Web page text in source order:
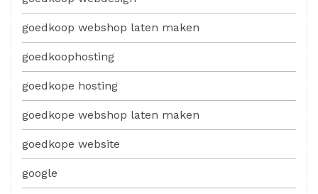
goedkoop webshop laten maken
goedkoophosting
goedkope hosting
goedkope webshop laten maken
goedkope website
google